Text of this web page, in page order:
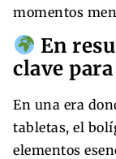
momentos
En
clave
En una era
tabletas, el
elementos